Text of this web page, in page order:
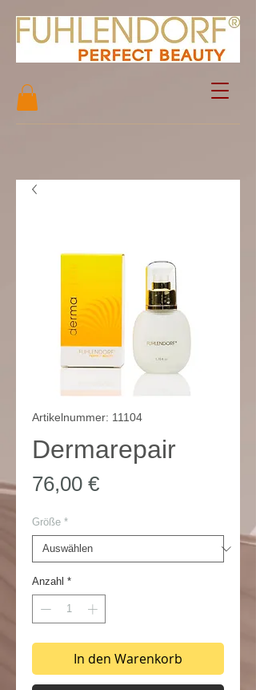
Artikelnummer: 11104
Dermarepair
76,00 €Preis
Größe *
Anzahl *
In den Warenkorb